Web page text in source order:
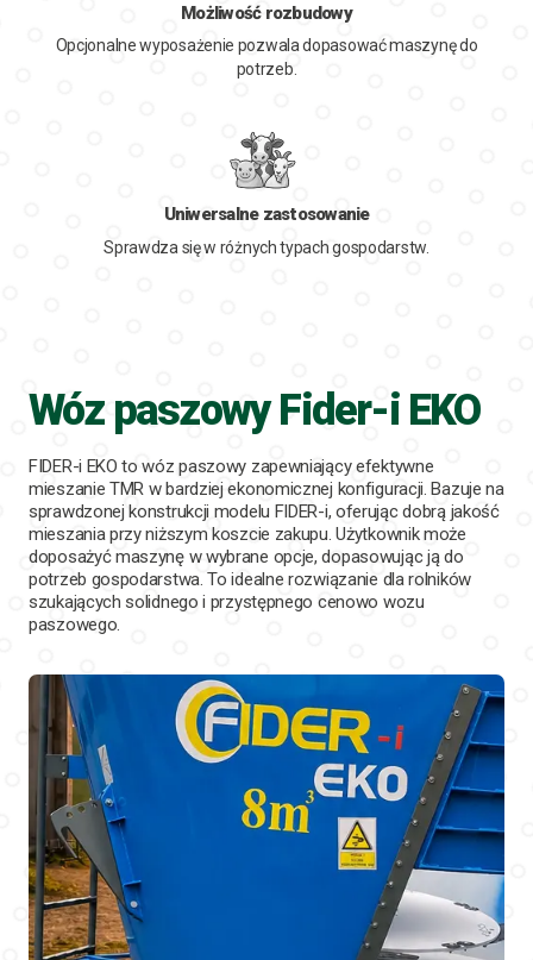
Możliwość rozbudowy
Opcjonalne wyposażenie pozwala dopasować maszynę do
potrzeb.
Uniwersalne zastosowanie
Sprawdza się w różnych typach gospodarstw.
Wóz paszowy Fider-i EKO
FIDER-i EKO to wóz paszowy zapewniający efektywne
mieszanie TMR w bardziej ekonomicznej konfiguracji. Bazuje na
sprawdzonej konstrukcji modelu FIDER-i, oferując dobrą jakość
mieszania przy niższym koszcie zakupu. Użytkownik może
doposażyć maszynę w wybrane opcje, dopasowując ją do
potrzeb gospodarstwa. To idealne rozwiązanie dla rolników
szukających solidnego i przystępnego cenowo wozu
paszowego.